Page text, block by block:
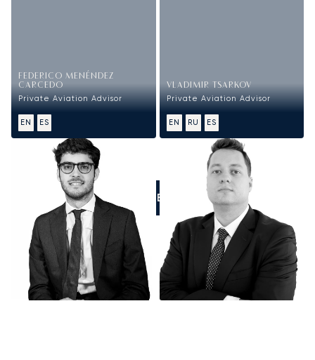
FEDERICO MENÉNDEZ
CARCEDO
Private Aviation Advisor
EN ES
VLADIMIR TSARKOV
Private Aviation Advisor
EN RU ES
LLÁMENOS